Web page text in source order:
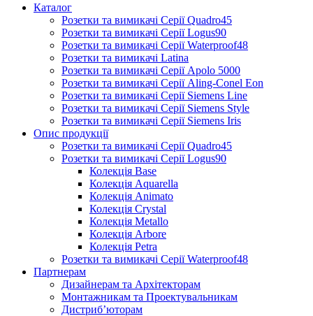
Каталог
Розетки та вимикачі Серії Quadro45
Розетки та вимикачі Серії Logus90
Розетки та вимикачі Серії Waterproof48
Розетки та вимикачі Latina
Розетки та вимикачі Серії Apolo 5000
Розетки та вимикачі Серії Aling-Conel Eon
Розетки та вимикачі Серії Siemens Line
Розетки та вимикачі Серії Siemens Style
Розетки та вимикачі Серії Siemens Iris
Опис продукції
Розетки та вимикачі Серії Quadro45
Розетки та вимикачі Серії Logus90
Колекція Base
Колекція Aquarella
Колекція Animato
Колекція Crystal
Колекція Metallo
Колекція Arbore
Колекція Petra
Розетки та вимикачі Серії Waterproof48
Партнерам
Дизайнерам та Архітекторам
Монтажникам та Проектувальникам
Дистриб’юторам